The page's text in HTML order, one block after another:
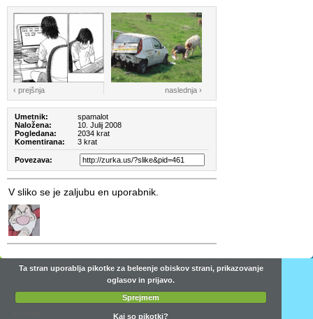
‹ prejšnja naslednja ›
Umetnik:
spamalot
Naložena:
10. Julij 2008
Pogledana:
2034 krat
Komentirana:
3 krat
Povezava:
V sliko se je zaljubu en uporabnik.
Ta stran uporablja pikotke za beleenje obiskov strani, prikazovanje
oglasov in prijavo.
Sprejmem
Kaj so pikotki?